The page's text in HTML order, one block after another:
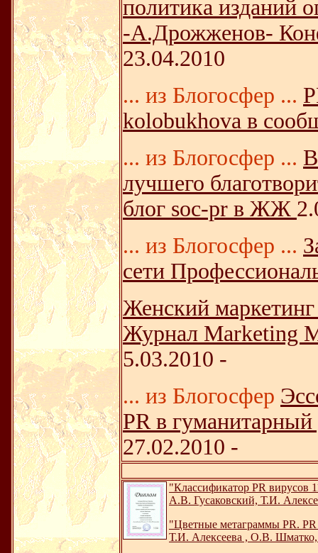
политика изданий
-А.Дрожженов-
23.04.2010
... из Блогосфер ...
kolobukhova в
... из Блогосфер ...
лучшего
блог soc-pr в ЖЖ
... из Блогосфер ...
сети
Женский
Журнал Marketing
5.03.2010 -
... из Блогосфер
РR в гуманитарный
27.02.2010 -
"Классификатор PR вирусов
А.В. Гусаковский, Т.И.
"Цветные метаграммы PR. PR
Т.И. Алексеева , О.В.